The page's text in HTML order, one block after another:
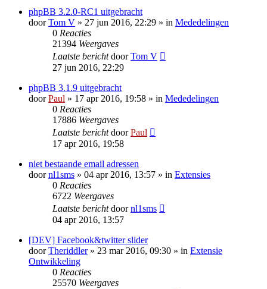
phpBB 3.2.0-RC1 uitgebracht
doorTom V » 27 jun 2016, 22:29 » in Mededelingen
0 Reacties
21394 Weergaves
Laatste berichtdoorTom V
27 jun 2016, 22:29
phpBB 3.1.9 uitgebracht
doorPaul » 17 apr 2016, 19:58 » in Mededelingen
0 Reacties
17886 Weergaves
Laatste berichtdoorPaul
17 apr 2016, 19:58
niet bestaande email adressen
doornl1sms » 04 apr 2016, 13:57 » in Extensies
0 Reacties
6722 Weergaves
Laatste berichtdoornl1sms
04 apr 2016, 13:57
[DEV] Facebook&twitter slider
doorTheriddler» 23 mar 2016, 09:30 » in Extensie
Ontwikkeling
0 Reacties
25570 Weergaves